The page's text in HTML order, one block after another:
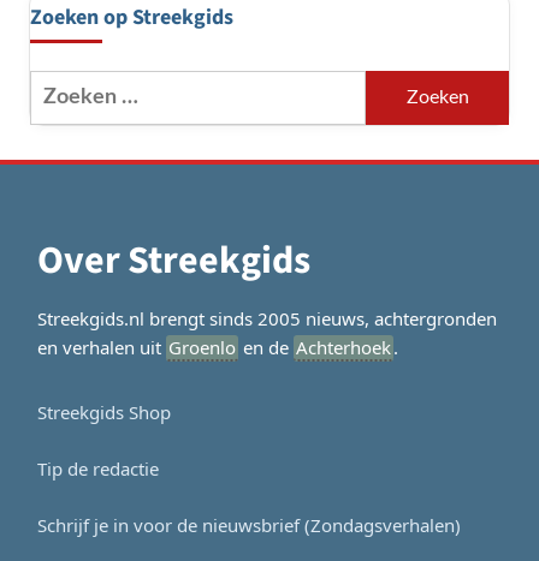
Zoeken op Streekgids
Zoeken
naar:
Over Streekgids
Streekgids.nl brengt sinds 2005 nieuws, achtergronden
en verhalen uit Groenlo en de Achterhoek.
Streekgids Shop
Tip de redactie
Schrijf je in voor de nieuwsbrief (Zondagsverhalen)